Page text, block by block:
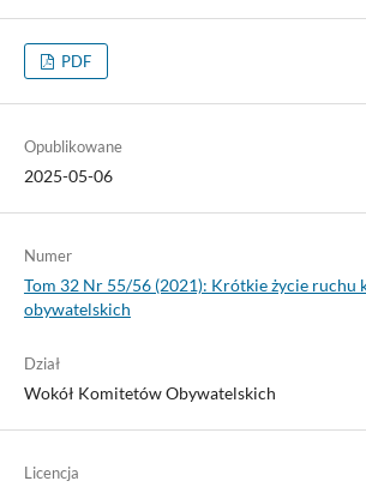
PDF
Opublikowane
2025-05-06
Numer
Tom 32 Nr 55/56 (2021): Krótkie życie ruchu
obywatelskich
Dział
Wokół Komitetów Obywatelskich
Licencja